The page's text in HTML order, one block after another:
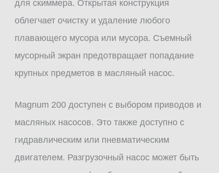
для скиммера. Открытая конструкция
облегчает очистку и удаление любого
плавающего мусора или мусора. Съемный
мусорный экран предотвращает попадание
крупных предметов в масляный насос.
Magnum 200 доступен с выбором приводов и
масляных насосов. Это также доступно с
гидравлическим или пневматическим
двигателем. Разгрузочный насос может быть